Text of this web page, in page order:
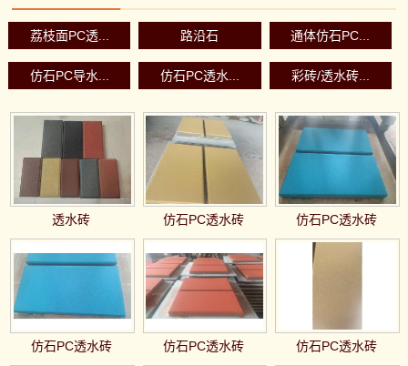
荔枝面PC透... 路沿石 通体仿石PC...
仿石PC导水... 仿石PC透水... 彩砖/透水砖...
透水砖 仿石PC透水砖 仿石PC透水砖
仿石PC透水砖 仿石PC透水砖 仿石PC透水砖